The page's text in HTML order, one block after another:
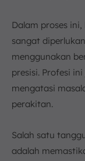
Dalam proses ini,
sangat
menggunakan
presisi. Profesi
mengatasi
perakitan.
Salah satu
adalah